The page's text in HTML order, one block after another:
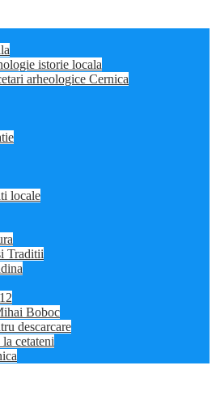
istorie locala
arheologice Cernica
locale
Traditii
Boboc
descarcare
la cetateni